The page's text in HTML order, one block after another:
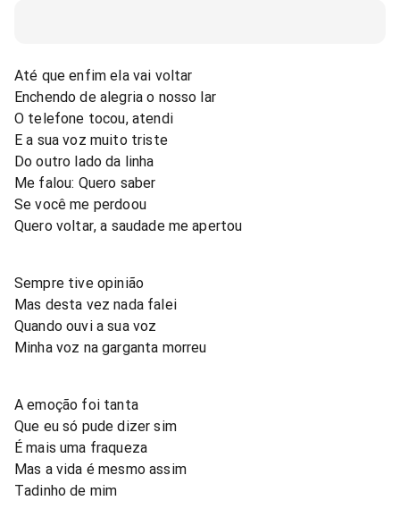
Até que enfim ela vai voltar
Enchendo de alegria o nosso lar
O telefone tocou, atendi
E a sua voz muito triste
Do outro lado da linha
Me falou: Quero saber
Se você me perdoou
Quero voltar, a saudade me apertou
Sempre tive opinião
Mas desta vez nada falei
Quando ouvi a sua voz
Minha voz na garganta morreu
A emoção foi tanta
Que eu só pude dizer sim
É mais uma fraqueza
Mas a vida é mesmo assim
Tadinho de mim